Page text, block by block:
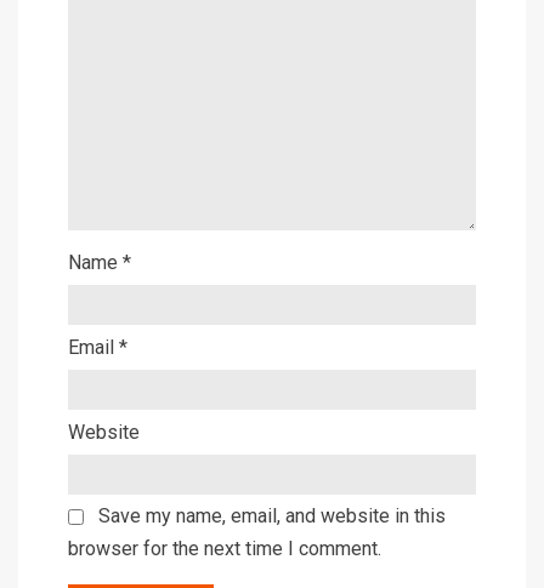
Name *
Email *
Website
Save my name, email, and website in this
browser for the next time I comment.